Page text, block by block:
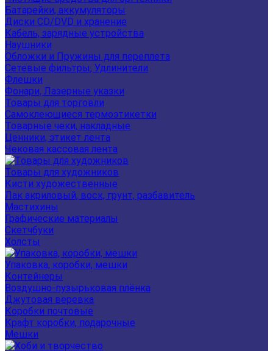
Батарейки, аккумуляторы
Диски CD/DVD и хранение
Кабель, зарядные устройства
Наушники
Обложки и Пружины для переплета
Сетевые фильтры, Удлинители
Флешки
Фонари, Лазерные указки
Товары для торговли
Самоклеющиеся термоэтикетки
Товарные чеки, накладные
Ценники, этикет лента
Чековая кассовая лента
Товары для художников
Кисти художественные
Лак акриловый, воск, грунт, разбавитель
Мастихины
Графические материалы
Скетчбуки
Холсты
Упаковка, коробки, мешки
Контейнеры
Воздушно-пузырьковая плёнка
Джутовая веревка
Коробки почтовые
Крафт коробки, подарочные
Мешки